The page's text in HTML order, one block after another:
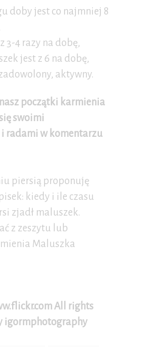
doby jest co najmniej 8
3-4 razy na dobę,
jest z 6 na dobę,
aktywny.
początki karmienia
swoimi
radami w komentarzu
piersią proponuję
kiedy i ile czasu
zjadł maluszek.
z zeszytu lub
Maluszka
All rights
igormphotography